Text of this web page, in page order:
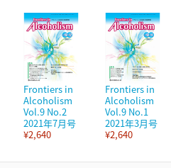
Frontiers in
Alcoholism
Vol.9 No.2
2021年7月号
¥2,640
Frontiers in
Alcoholism
Vol.9 No.1
2021年3月号
¥2,640